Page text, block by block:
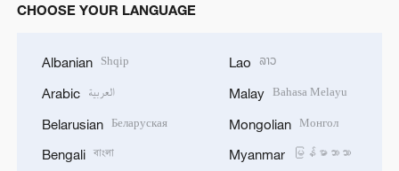
CHOOSE YOUR LANGUAGE
Albanian Shqip
Arabic العربية
Belarusian Беларуская
Bengali বাংলা
Lao ລາວ
Malay Bahasa Melayu
Mongolian Монгол
Myanmar မြန်မာဘာသာ